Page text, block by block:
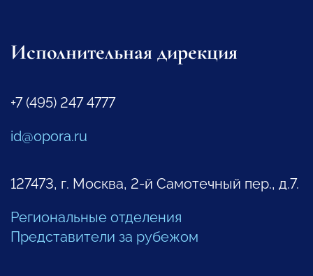
Исполнительная дирекция
+7 (495) 247 4777
id@opora.ru
127473, г. Москва, 2-й Самотечный пер., д.7.
Региональные отделения
Представители за рубежом